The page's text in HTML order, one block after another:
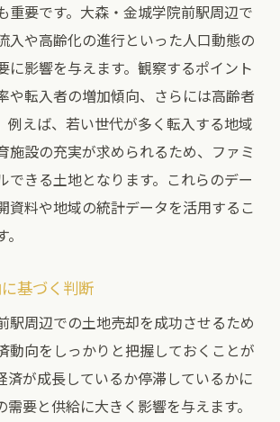
重要です。大森・金城学院前駅周辺で
入や高齢化の進行といった人口動態の
に影響を与えます。観察するポイント
や転入者の増加傾向、さらには高齢者
例えば、若い世代が多く転入する地域
施設の充実が求められるため、ファミ
できる土地となります。これらのデー
資料や地域の統計データを活用するこ
基づく判断
駅周辺での土地売却を成功させるため
動向をしっかりと把握しておくことが
済が成長しているか停滞しているかに
需要と供給に大きく影響を与えます。